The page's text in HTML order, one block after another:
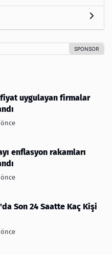
uygulayan firmalar
önce
enflasyon rakamları
önce
Son 24 Saatte Kaç Kişi
önce